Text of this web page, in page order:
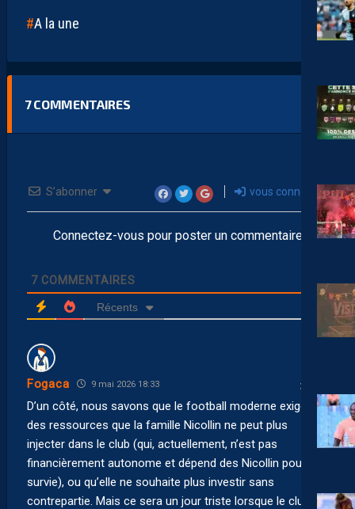
A la une
7COMMENTAIRES
S’abonner vous connecter
Connectez-vous pour poster un commentaire
7 COMMENTAIRES
Récents
Fogaca 9 mai 2026 18:33
D’un côté, nous savons que le football moderne exige
des ressources que la famille Nicollin ne peut plus
injecter dans le club (qui, actuellement, n’est pas
financièrement autonome et dépend des Nicollin pour sa
survie), ou qu’elle ne souhaite plus investir sans
contrepartie. Mais ce sera un jour triste lorsque le club et